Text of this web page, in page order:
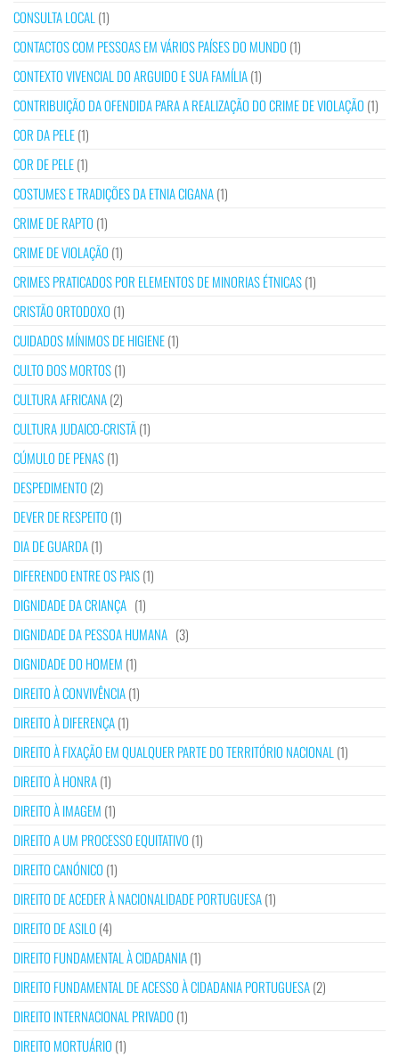
CONSULTA LOCAL (1)
CONTACTOS COM PESSOAS EM VÁRIOS PAÍSES DO MUNDO (1)
CONTEXTO VIVENCIAL DO ARGUIDO E SUA FAMÍLIA(1)
CONTRIBUIÇÃO DA OFENDIDA PARA A REALIZAÇÃO DO CRIME DE VIOLAÇÃO (1)
COR DA PELE(1)
COR DE PELE(1)
COSTUMES E TRADIÇÕES DA ETNIA CIGANA(1)
CRIME DE RAPTO (1)
CRIME DE VIOLAÇÃO (1)
CRIMES PRATICADOS POR ELEMENTOS DE MINORIAS ÉTNICAS(1)
CRISTÃO ORTODOXO (1)
CUIDADOS MÍNIMOS DE HIGIENE(1)
CULTO DOS MORTOS(1)
CULTURA AFRICANA(2)
CULTURA JUDAICO-CRISTÃ(1)
CÚMULO DE PENAS(1)
DESPEDIMENTO (2)
DEVER DE RESPEITO (1)
DIA DE GUARDA(1)
DIFERENDO ENTRE OS PAIS(1)
DIGNIDADE DA CRIANÇA (1)
DIGNIDADE DA PESSOA HUMANA (3)
DIGNIDADE DO HOMEM (1)
DIREITO À CONVIVÊNCIA(1)
DIREITO À DIFERENÇA(1)
DIREITO À FIXAÇÃO EM QUALQUER PARTE DO TERRITÓRIO NACIONAL (1)
DIREITO À HONRA(1)
DIREITO À IMAGEM (1)
DIREITO A UM PROCESSO EQUITATIVO (1)
DIREITO CANÓNICO (1)
DIREITO DE ACEDER À NACIONALIDADE PORTUGUESA(1)
DIREITO DE ASILO (4)
DIREITO FUNDAMENTAL À CIDADANIA(1)
DIREITO FUNDAMENTAL DE ACESSO À CIDADANIA PORTUGUESA(2)
DIREITO INTERNACIONAL PRIVADO (1)
DIREITO MORTUÁRIO (1)